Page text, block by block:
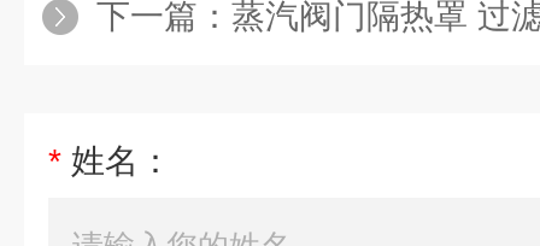
下一篇： 蒸汽阀门隔热罩 过滤器保温套
* 姓名：